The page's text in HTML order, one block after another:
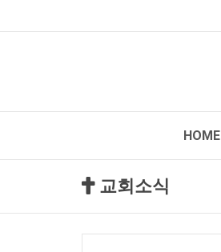
HOME
교회소식